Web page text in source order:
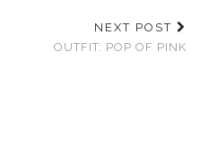
NEXT POST
OUTFIT: POP OF PINK